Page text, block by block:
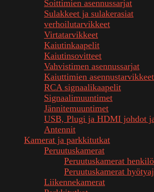
Soittimien asennussarjat
Sulakkeet ja sulakerasiat
verhoilutarvikkeet
Virtatarvikkeet
Kaiutinkaapelit
Kaiutinsovitteet
Vahvistimen asennussarjat
Kaiuttimien asennustarvikkeet
RCA signaalikaapelit
Signaalimuuntimet
Jännitemuuntimet
USB, Plugi ja HDMI johdot
Antennit
Kamerat ja parkkitutkat
Peruutuskamerat
Peruutuskamerat
Peruutuskamerat
Liikennekamerat